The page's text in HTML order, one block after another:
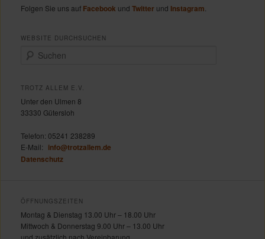
Folgen Sie uns auf Facebook und Twitterund Instagram
WEBSITE DURCHSUCHEN
h
n
TROTZ ALLEM E.V.
Unter den Ulmen 8
33330 Gütersloh
Telefon: 05241 238289
E-Mail: info@trotzallem.de
Datenschutz
ÖFFNUNGSZEITEN
Montag & Dienstag 13.00 Uhr – 18.00 Uhr
Mittwoch & Donnerstag 9.00 Uhr – 13.00 Uhr